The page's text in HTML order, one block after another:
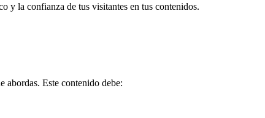
y la confianza de tus visitantes en tus contenidos.
abordas. Este contenido debe: